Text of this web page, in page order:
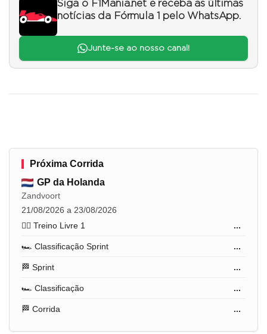
Siga o F1Mania.net e receba as últimas
notícias da Fórmula 1 pelo WhatsApp.
Junte-se ao nosso canal!
Próxima Corrida
GP da Holanda
Zandvoort
21/08/2026 a 23/08/2026
🏋️‍♂️ Treino Livre 1
...
🏎️ Classificação Sprint ...
🏁 Sprint ...
🏎️ Classificação ...
🏁 Corrida ...